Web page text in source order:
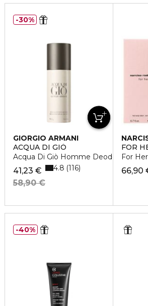
GIORGIO ARMANI
ACQUA DI GIÒ
Acqua Di Giò Homme Deodorante
41,23 €
58,90 €
4.8 116
30%
FOR
For
66,90
40%